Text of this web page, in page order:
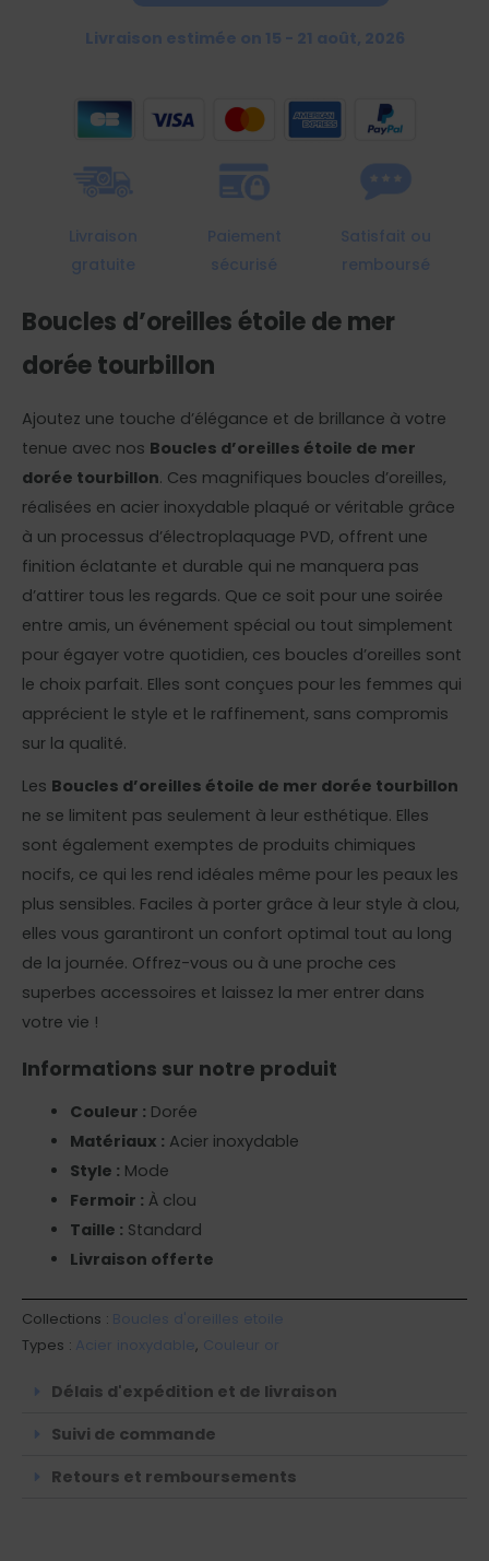
Boucles
dorée
Livraison estimée on 15 - 21 août, 2026
Livraison
gratuite
Paiement
sécurisé
Satisfait ou
remboursé
Boucles d’oreilles étoile de mer
dorée tourbillon
Ajoutez une touche d’élégance et de brillance à votre
tenue avec nos Boucles d’oreilles étoile de mer
dorée tourbillon. Ces magnifiques boucles d’oreilles,
réalisées en acier inoxydable plaqué or véritable grâce
à un processus d’électroplaquage PVD, offrent une
finition éclatante et durable qui ne manquera pas
d’attirer tous les regards. Que ce soit pour une soirée
entre amis, un événement spécial ou tout simplement
pour égayer votre quotidien, ces boucles d’oreilles sont
le choix parfait. Elles sont conçues pour les femmes qui
apprécient le style et le raffinement, sans compromis
sur la qualité.
Les Boucles d’oreilles étoile de mer dorée tourbillon
ne se limitent pas seulement à leur esthétique. Elles
sont également exemptes de produits chimiques
nocifs, ce qui les rend idéales même pour les peaux les
plus sensibles. Faciles à porter grâce à leur style à clou,
elles vous garantiront un confort optimal tout au long
de la journée. Offrez-vous ou à une proche ces
superbes accessoires et laissez la mer entrer dans
votre vie !
Informations sur notre produit
Couleur : Dorée
Matériaux : Acier inoxydable
Style : Mode
Fermoir : À clou
Taille : Standard
Livraison offerte
Collections : Boucles d'oreilles etoile
Types : Acier inoxydable, Couleur or
Délais d'expédition et de livraison
Suivi de commande
Retours et remboursements